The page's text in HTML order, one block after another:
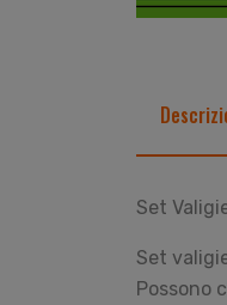
Set
Set
Possono